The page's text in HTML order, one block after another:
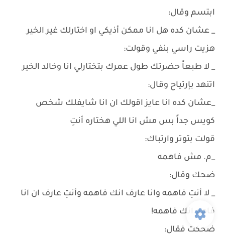
ابتسم وقال:
_ عشان كده هل انا ممكن أذيكي او اختارلك غير الخير
هزيت راسي بنفي وقولت:
_ لا طبعاً حضرتك طول عمرك بتختارلي انا وخالد الخير
اتنهد بإرتياح وقال:
_عشان كده انا عايز اقولك ان انا شايفلك شخص
كويس جداً بس مش انا اللي هختاره أنتِ
قولت بتوتر وارتباك:
_م. مش فاهمه
ضحك وقال:
_ لا أنتِ فاهمه وانا عارف انك فاهمه وأنتِ عارف ان انا
فاهم انك فاهمه!
ضحكت فقال: